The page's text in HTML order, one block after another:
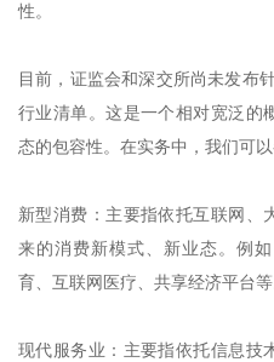
性。
目前，证监会和深交所尚未发布
行业清单。这是一个相对宽泛的
态的包容性。在实务中，我们可
新型消费：主要指依托互联网、
来的消费新模式、新业态。例
育、互联网医疗、共享经济平台等
现代服务业：主要指依托信息技